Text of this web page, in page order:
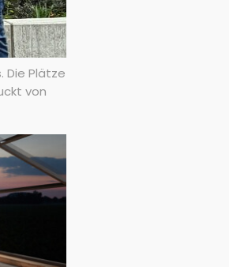
Die Plätze
von